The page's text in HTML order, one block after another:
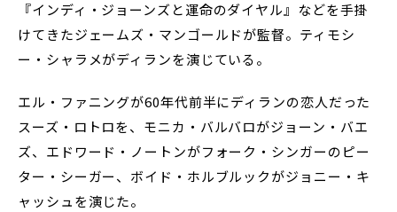
『インディ・ジョーンズと運命のダイヤル』などを手掛
けてきたジェームズ・マンゴールドが監督。ティモシ
ー・シャラメがディランを演じている。
エル・ファニングが60年代前半にディランの恋人だった
スーズ・ロトロを、モニカ・バルバロがジョーン・バエ
ズ、エドワード・ノートンがフォーク・シンガーのピー
ター・シーガー、ボイド・ホルブルックがジョニー・キ
ャッシュを演じた。